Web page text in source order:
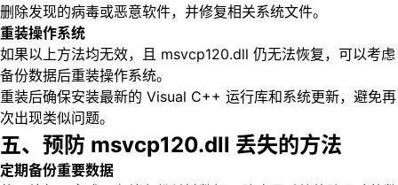
删除发现的病毒或恶意软件，并修复相关系统文件。
重装操作系统
如果以上方法均无效，且 msvcp120.dll 仍无法恢复，可以考虑
备份数据后重装操作系统。
重装后确保安装最新的 Visual C++ 运行库和系统更新，避免再
次出现类似问题。
五、预防 msvcp120.dll 丢失的方法
定期备份重要数据